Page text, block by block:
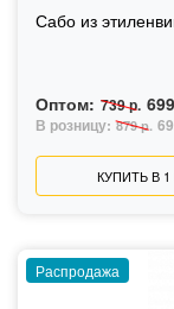
Сабо из
Оптом: 739 р.
В розницу: 879 р.
КУПИТЬ В 1
Распродажа